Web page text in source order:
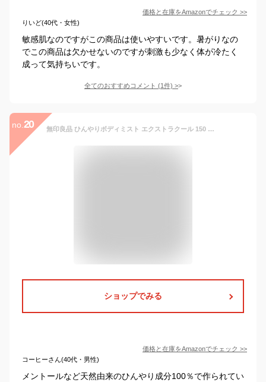
価格と在庫をAmazonでチェック >>
りいど(40代・女性)
敏感肌なのですがこの商品は使いやすいです。暑がりなの
でこの商品は欠かせないのですが刺激も少なく体が冷たく
成って気持ちいです。
全てのおすすめコメント (1件) >
no. 20 無印良品 ひんやりボディミスト エクストラクール 150 mL OAP15A4S
ショップでみる
価格と在庫をAmazonでチェック >>
コーヒーさん(40代・男性)
メントールなど天然由来のひんやり成分100％で作られてい